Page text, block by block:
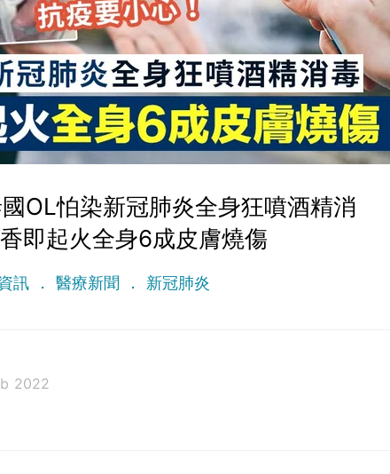
國OL怕染新冠肺炎全身狂噴酒精消
即起火全身6成皮膚燒傷
訊 醫療新聞 新冠肺炎
2022